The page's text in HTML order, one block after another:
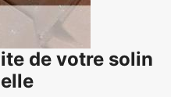
de votre solin